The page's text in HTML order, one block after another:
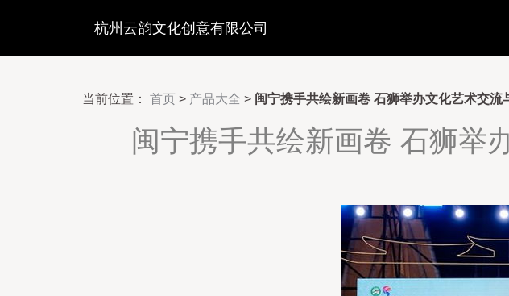
杭州云韵文化创意有限公司
当前位置： 首页 > 产品大全 > 闽宁携手共绘新画卷 石狮举办文化艺术交流
闽宁携手共绘新画卷 石狮举